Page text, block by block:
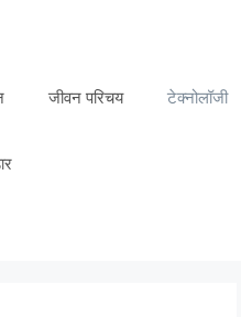
जीवन परिचय टेक्नोलॉजी